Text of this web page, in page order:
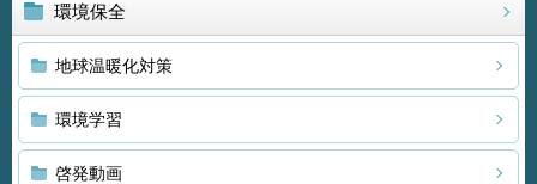
環境保全
地球温暖化対策
環境学習
啓発動画